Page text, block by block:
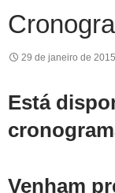
29 de janeiro de 2015
Está
Venham